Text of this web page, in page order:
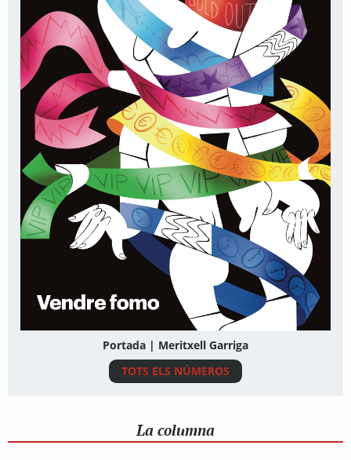
Portada | Meritxell Garriga
TOTS ELS NÚMEROS
La columna